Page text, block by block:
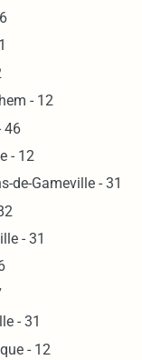
- 12
46
- 12
de-Gameville - 31
- 31
- 31
- 12